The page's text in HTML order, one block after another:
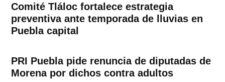
Comité Tláloc fortalece estrategia
preventiva ante temporada de lluvias en
Puebla capital
PRI Puebla pide renuncia de diputadas de
Morena por dichos contra adultos